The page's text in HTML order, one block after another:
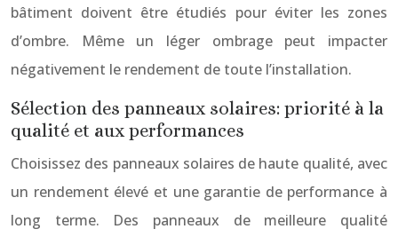
bâtiment doivent être étudiés pour éviter les zones
d’ombre. Même un léger ombrage peut impacter
négativement le rendement de toute l’installation.
Sélection des panneaux solaires: priorité à la
qualité et aux performances
Choisissez des panneaux solaires de haute qualité, avec
un rendement élevé et une garantie de performance à
long terme. Des panneaux de meilleure qualité